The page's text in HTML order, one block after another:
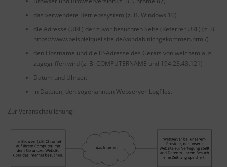
das verwendete Betriebssystem (z. B. Windows 10)
die Adresse (URL) der zuvor besuchten Seite (Referrer URL) (z. B.
https://www.beispielquellsite.de/vondabinichgekommen.html/)
den Hostname und die IP-Adresse des Geräts von welchem aus
zugegriffen wird (z. B. COMPUTERNAME und 194.23.43.121)
Datum und Uhrzeit
in Dateien, den sogenannten Webserver-Logfiles.
Zur Veranschaulichung: